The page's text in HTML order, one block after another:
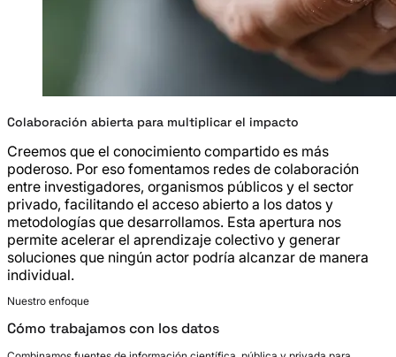
Colaboración abierta para multiplicar el impacto
Creemos que el conocimiento compartido es más
poderoso. Por eso fomentamos redes de colaboración
entre investigadores, organismos públicos y el sector
privado, facilitando el acceso abierto a los datos y
metodologías que desarrollamos. Esta apertura nos
permite acelerar el aprendizaje colectivo y generar
soluciones que ningún actor podría alcanzar de manera
individual.
Nuestro enfoque
Cómo trabajamos con los datos